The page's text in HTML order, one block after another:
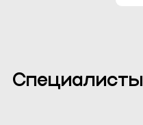
Специалисты